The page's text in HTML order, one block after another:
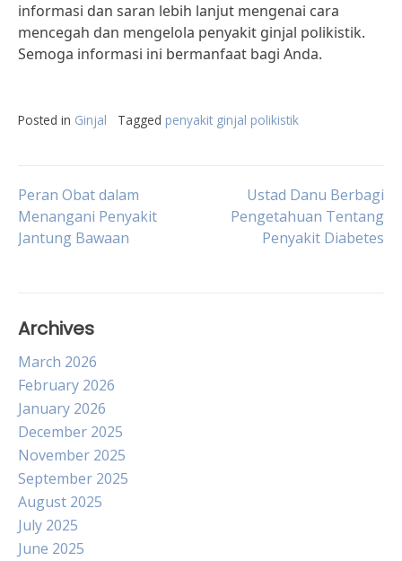
informasi dan saran lebih lanjut mengenai cara
mencegah dan mengelola penyakit ginjal polikistik.
Semoga informasi ini bermanfaat bagi Anda.
Posted in Ginjal Tagged penyakit ginjal polikistik
Post
navigation
Peran Obat dalam
Menangani Penyakit
Jantung Bawaan
Ustad Danu Berbagi
Pengetahuan Tentang
Penyakit Diabetes
Archives
March 2026
February 2026
January 2026
December 2025
November 2025
September 2025
August 2025
July 2025
June 2025